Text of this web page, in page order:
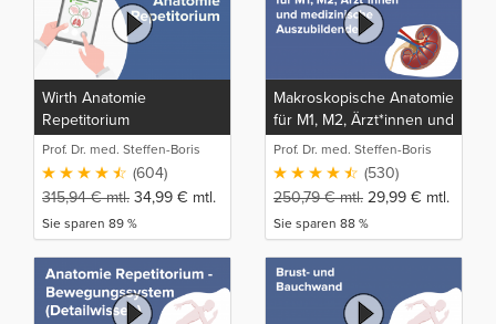
Wirth Anatomie
Repetitorium
Prof. Dr. med. Steffen-Boris
Wirth (1)
(604)
315,94€mtl. 34,99 € mtl.
Sie sparen 89 %
Makroskopische Anatomie
für M1, M2, Ärzt*innen und
medizinische
Auszubildende
Prof. Dr. med. Steffen-Boris
Wirth (1)
(530)
250,79€mtl. 29,99 € mtl.
Sie sparen 88 %